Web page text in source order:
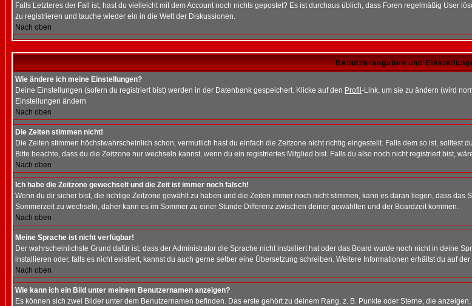
Falls Letzteres der Fall ist, hast du vielleicht mit dem Account noch nichts gepostet? Es ist durchaus üblich, dass Foren regelmäßig User
zu registrieren und tauche wieder ein in die Welt der Diskussionen.
Nach oben
Benutzerangaben und
Wie ändere ich meine Einstellungen?
Deine Einstellungen (sofern du registriert bist) werden in der Datenbank gespeichert. Klicke auf den Profil -Link, um sie zu ändern (wird
Einstellungen ändern
Nach oben
Die Zeiten stimmen nicht!
Die Zeiten stimmen höchstwahrscheinlich schon, vermutlich hast du einfach die Zeitzone nicht richtig eingestellt. Falls dem so ist,
Bitte beachte, dass du die Zeitzone nur wechseln kannst, wenn du ein registriertes Mitglied bist. Falls du also noch nicht registriert bist,
Nach oben
Ich habe die Zeitzone gewechselt und die Zeit ist immer noch falsch!
Wenn du dir sicher bist, die richtige Zeitzone gewählt zu haben und die Zeiten immer noch nicht stimmen, kann es daran liegen, dass
Sommerzeit zu wechseln, daher kann es im Sommer zu einer Stunde Differenz zwischen deiner gewählten und der Boardzeit kommen.
Nach oben
Meine Sprache ist nicht verfügbar!
Der wahrscheinlichste Grund dafür ist, dass der Administrator die Sprache nicht installiert hat oder das Board wurde noch nicht in deine
installieren oder, falls es nicht existiert, kannst du auch gerne selber eine Übersetzung schreiben. Weitere Informationen erhältst du auf
Nach oben
Wie kann ich ein Bild unter meinem Benutzernamen anzeigen?
Es können sich zwei Bilder unter dem Benutzernamen befinden. Das erste gehört zu deinem Rang, z. B. Punkte oder Sterne, die